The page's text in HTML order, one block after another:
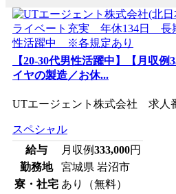
【20-30代男性活躍中】【月収
イヤの製造／お休...
UTエージェント株式会社 求人
スペシャル
給与
月収例333,000円
勤務地
宮城県 岩沼市
寮・社宅 あり（無料）